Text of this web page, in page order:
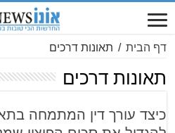
דף הבית / תאונות דרכים
תאונות דרכים
כיצד עורך דין המתמחה